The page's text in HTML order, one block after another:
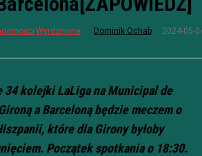
Wyróżnione Dominik Ochab 2024-05-
34 kolejki LaLiga na Municipal de
a Barceloną będzie meczem o
które dla Girony byłoby
Początek spotkania o 18:30.